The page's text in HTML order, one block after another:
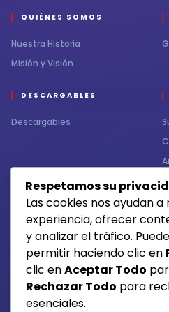
QUIÉNES SOMOS
Nuestra Historia
Misión y Visión
DESCARGABLES
Descargables
CONTÁCTENOS
Contacto
Respetamos su
Las cookies nos ayudan a
experiencia, ofrecer
y analizar el tráfico.
permitir haciendo clic en
clic enAceptar Todo
Rechazar Todo para
esenciales.